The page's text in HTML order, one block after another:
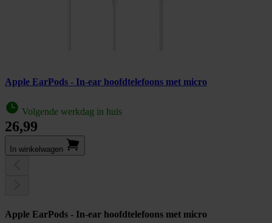
Apple EarPods - In-ear hoofdtelefoons met micro
Volgende werkdag in huis
26,99
In winkel­wagen
Apple EarPods - In-ear hoofdtelefoons met micro